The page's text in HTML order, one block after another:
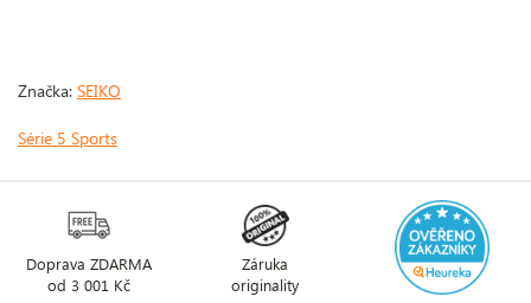
Značka: SEIKO
Série 5 Sports
Doprava ZDARMA
od 3 001 Kč
Záruka
originality